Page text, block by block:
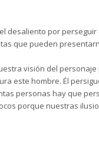
desaliento por
que pueden
visión del
este hombre. Él
personas hay que
porque nuestras